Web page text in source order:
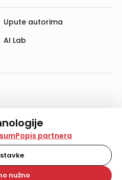
kolačiće i slične
i obradu informacija na
korisničko iskustvo,
te prikazujemo sadržaje i
profili mogu se kreirati
Popis partnera
nužno
Upute autorima
AI Lab